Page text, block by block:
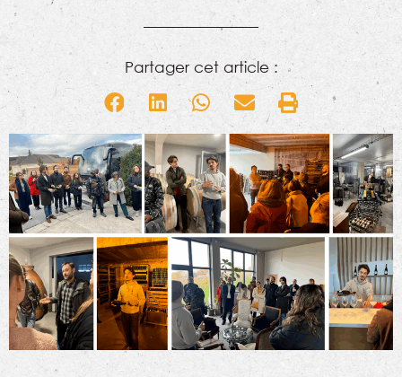
Partager cet article :